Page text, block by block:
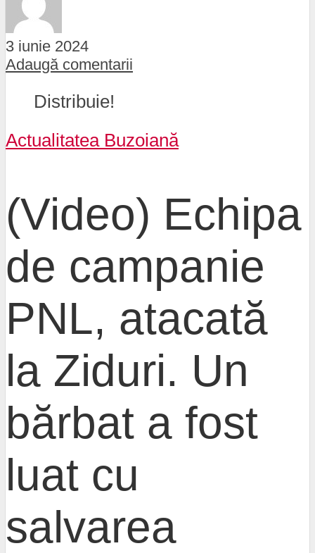
3 iunie 2024
Adaugă comentarii
Distribuie!
Actualitatea Buzoiană
(Video) Echipa
de campanie
PNL, atacată
la Ziduri. Un
bărbat a fost
luat cu
salvarea